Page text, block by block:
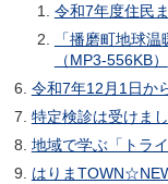
令和7年度住民
「播磨町地球
（MP3-556KB）
令和7年12月1日か
特定検診は受けま
地域で学ぶ「トラ
はりま